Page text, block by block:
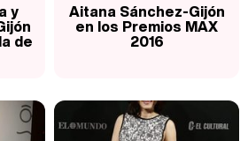
y
de
Aitana Sánchez-Gijón
en los Premios MAX
2016